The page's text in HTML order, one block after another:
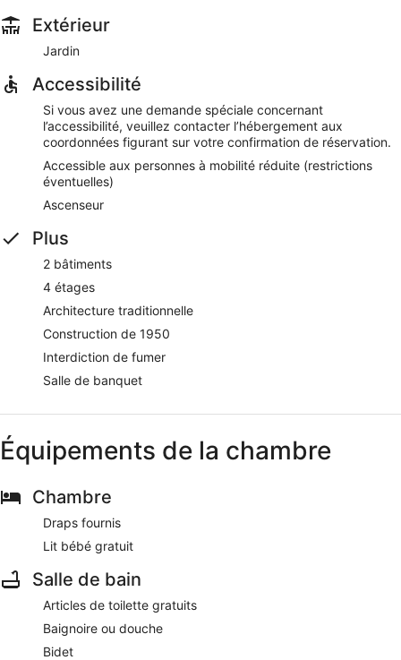
Extérieur
Jardin
Accessibilité
Si vous avez une demande spéciale concernant
l’accessibilité, veuillez contacter l’hébergement aux
coordonnées figurant sur votre confirmation de réservation.
Accessible aux personnes à mobilité réduite (restrictions
éventuelles)
Ascenseur
Plus
2 bâtiments
4 étages
Architecture traditionnelle
Construction de 1950
Interdiction de fumer
Salle de banquet
Équipements de la chambre
Chambre
Draps fournis
Lit bébé gratuit
Salle de bain
Articles de toilette gratuits
Baignoire ou douche
Bidet